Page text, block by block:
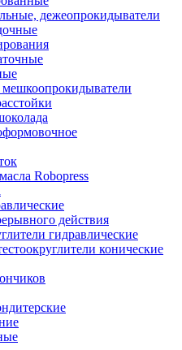
дежеопрокидыватели
Robopress
действия
гидравлические
конические